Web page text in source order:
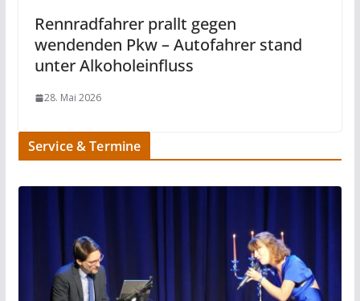
Rennradfahrer prallt gegen
wendenden Pkw – Autofahrer stand
unter Alkoholeinfluss
28. Mai 2026
Service & Termine